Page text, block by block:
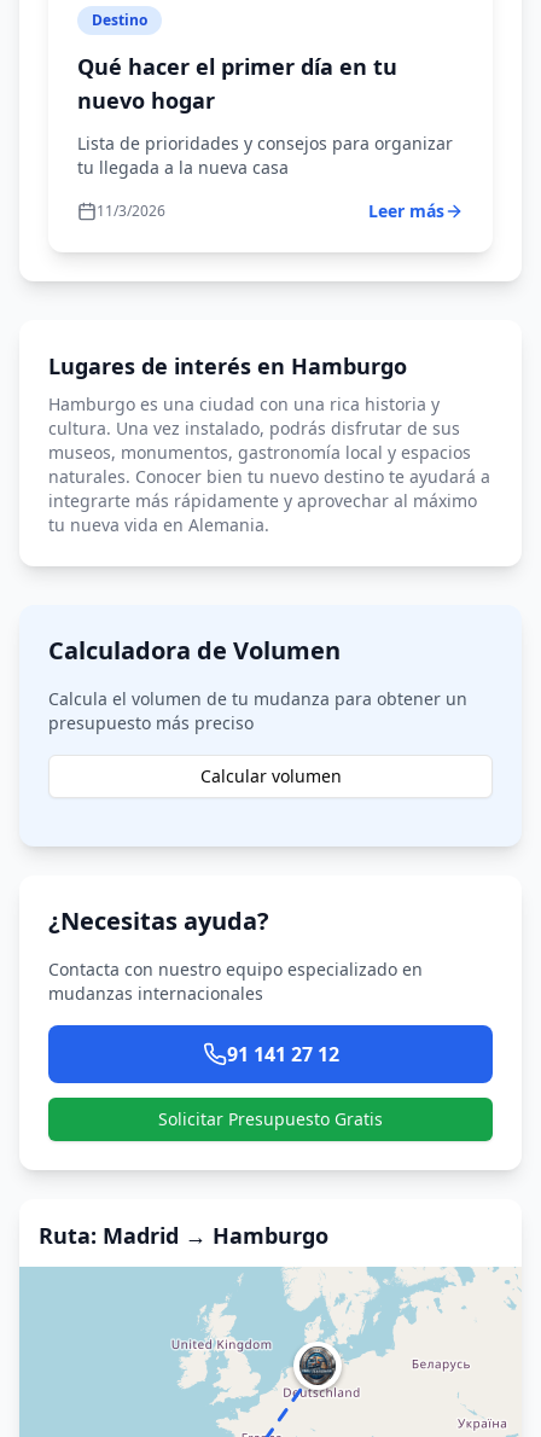
Destino
Qué hacer el primer día en tu
nuevo hogar
Lista de prioridades y consejos para organizar
tu llegada a la nueva casa
11/3/2026 Leer más
Lugares de interés en Hamburgo
Hamburgo es una ciudad con una rica historia y
cultura. Una vez instalado, podrás disfrutar de sus
museos, monumentos, gastronomía local y espacios
naturales. Conocer bien tu nuevo destino te ayudará a
integrarte más rápidamente y aprovechar al máximo
tu nueva vida en Alemania.
Calculadora de Volumen
Calcula el volumen de tu mudanza para obtener un
presupuesto más preciso
Calcular volumen
¿Necesitas ayuda?
Contacta con nuestro equipo especializado en
mudanzas internacionales
91 141 27 12
Solicitar Presupuesto Gratis
Ruta: Madrid → Hamburgo